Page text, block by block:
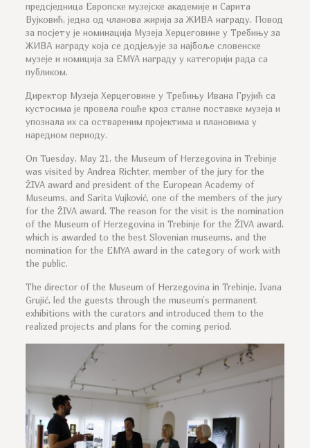
предсједница Европске музејске академије и Сарита
Вујковић, једна од чланова жирија за ЖИВА награду. Повод
за посјету је номинација Музеја Херцеговине у Требињу за
ЖИВА награду која се додјељује за најбоље словенске
музеје и номиција за ЕМYA награду у категорији рада са
публиком.
Директор Музеја Херцеговине у Требињу Ивана Грујић са
кустосима је провела гошће кроз сталне поставке музеја и
упознала их са оствареним пројектима и плановима у
наредном периоду.
On Tuesday, May 21, the Museum of Herzegovina in Trebinje
was visited by Andrea Richter, member of the jury for the
ŽIVA award and president of the European Academy of
Museums, and Sarita Vujković, one of the members of the jury
for the ŽIVA award. The reason for the visit is the nomination
of the Museum of Herzegovina in Trebinje for the ŽIVA award,
which is awarded to the best Slovenian museums, and the
nomination for the EMYA award in the category of work with
the public.
The director of the Museum of Herzegovina in Trebinje, Ivana
Grujić, led the guests through the museum’s permanent
exhibitions with the curators and introduced them to the
realized projects and plans for the coming period.